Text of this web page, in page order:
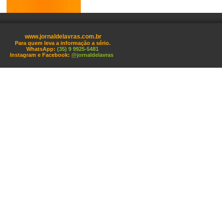
www.jornaldelavras.com.br
Para quem leva a informação a sério.
WhatsApp: (35) 9 9925-5481
Instagram e Facebook: @jornaldelavras